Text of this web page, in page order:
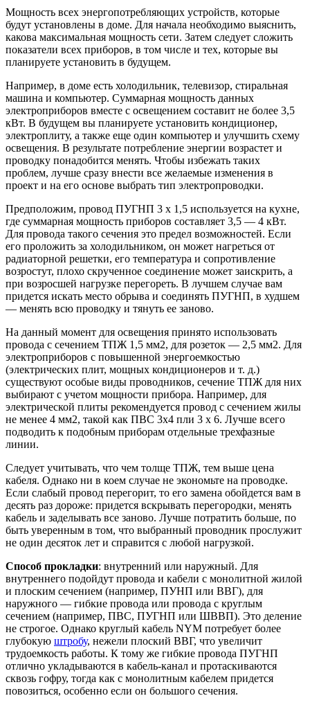
Мощность всех энергопотребляющих устройств, которые
будут установлены в доме. Для начала необходимо выяснить,
какова максимальная мощность сети. Затем следует сложить
показатели всех приборов, в том числе и тех, которые вы
планируете установить в будущем.
Например, в доме есть холодильник, телевизор, стиральная
машина и компьютер. Суммарная мощность данных
электроприборов вместе с освещением составит не более 3,5
кВт. В будущем вы планируете установить кондиционер,
электроплиту, а также еще один компьютер и улучшить схему
освещения. В результате потребление энергии возрастет и
проводку понадобится менять. Чтобы избежать таких
проблем, лучше сразу внести все желаемые изменения в
проект и на его основе выбрать тип электропроводки.
Предположим, провод ПУГНП 3 х 1,5 используется на кухне,
где суммарная мощность приборов составляет 3,5 — 4 кВт.
Для провода такого сечения это предел возможностей. Если
его проложить за холодильником, он может нагреться от
радиаторной решетки, его температура и сопротивление
возростут, плохо скрученное соединение может заискрить, а
при возросшей нагрузке перегореть. В лучшем случае вам
придется искать место обрыва и соединять ПУГНП, в худшем
— менять всю проводку и тянуть ее заново.
На данный момент для освещения принято использовать
провода с сечением ТПЖ 1,5 мм2, для розеток — 2,5 мм2. Для
электроприборов с повышенной энергоемкостью
(электрических плит, мощных кондиционеров и т. д.)
существуют особые виды проводников, сечение ТПЖ для них
выбирают с учетом мощности прибора. Например, для
электрической плиты рекомендуется провод с сечением жилы
не менее 4 мм2, такой как ПВС 3x4 пли 3 х 6. Лучше всего
подводить к подобным приборам отдельные трехфазные
линии.
Следует учитывать, что чем толще ТПЖ, тем выше цена
кабеля. Однако ни в коем случае не экономьте на проводке.
Если слабый провод перегорит, то его замена обойдется вам в
десять раз дороже: придется вскрывать перегородки, менять
кабель и заделывать все заново. Лучше потратить больше, по
быть уверенным в том, что выбранный проводник прослужит
не один десяток лет и справится с любой нагрузкой.
Способ прокладки: внутренний или наружный. Для
внутреннего подойдут провода и кабели с монолитной жилой
и плоским сечением (например, ПУНП или ВВГ), для
наружного — гибкие провода или провода с круглым
сечением (например, ПВС, ПУГНП или ШВВП). Это деление
не строгое. Однако круглый кабель NYM потребует более
глубокую штробу, нежели плоский ВВГ, что увеличит
трудоемкость работы. К тому же гибкие провода ПУГНП
отлично укладываются в кабель-канал и протаскиваются
сквозь гофру, тогда как с монолитным кабелем придется
повозиться, особенно если он большого сечения.